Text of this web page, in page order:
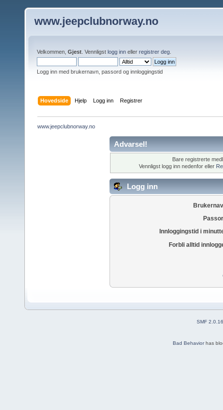
www.jeepclubnorway.no
Velkommen, Gjest . Vennligst logg inn eller registrer deg
Logg inn med brukernavn, passord og innloggingstid
Hovedside Hjelp Logg inn Registrer
www.jeepclubnorway.no
Advarsel!
Bare registrerte
Vennligst logg inn nedenfor eller
Logg inn
Innloggingstid i
Forbli alltid
SMF 2.0.16
Bad Behaviorhas